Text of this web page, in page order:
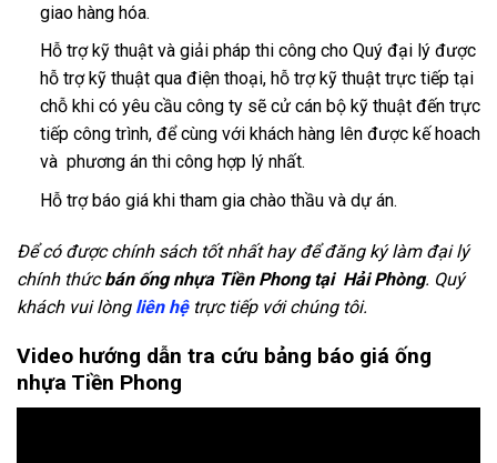
giao hàng hóa.
Hỗ trợ kỹ thuật và giải pháp thi công cho Quý đại lý được
hỗ trợ kỹ thuật qua điện thoại, hỗ trợ kỹ thuật trực tiếp tại
chỗ khi có yêu cầu công ty sẽ cử cán bộ kỹ thuật đến trực
tiếp công trình, để cùng với khách hàng lên được kế hoach
và phương án thi công hợp lý nhất.
Hỗ trợ báo giá khi tham gia chào thầu và dự án.
Để có được chính sách tốt nhất hay để đăng ký làm đại lý
chính thứcbán ống nhựa Tiền Phong tại Hải Phòng. Quý
khách vui lòng liên hệ trực tiếp với chúng tôi.
Video hướng dẫn tra cứu bảng báo giá ống
nhựa Tiền Phong